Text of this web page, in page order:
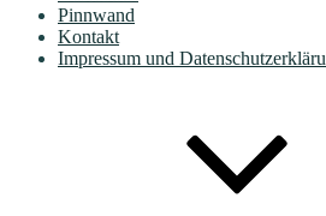
Pinnwand
Kontakt
Impressum und